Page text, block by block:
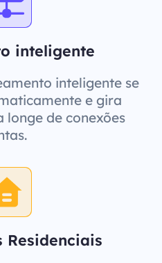
inteligente
inteligente se
e gira
de conexões
Residenciais